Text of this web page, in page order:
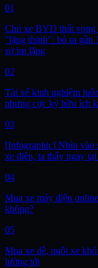
01
Chủ xe BYD thất vọng
"lặng thinh": bỏ ra gần
sự im lặng
02
Tài xế kinh nghiệm
nhưng cực kỳ hữu ích
03
[Infographic] Nhìn vào
xe điện, ta thấy ngay
04
Mua xe máy điện
không?
05
Mua xe dễ, nuôi xe
lường tới